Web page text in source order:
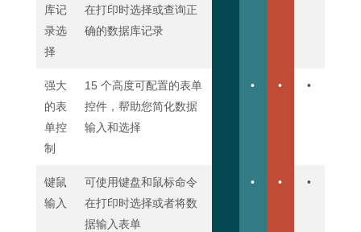
库记
录选
择
在打印时选择或查询正
确的数据库记录
强大
的表
单控
制
15 个高度可配置的表单
控件，帮助您简化数据
输入和选择
• • •
键鼠
输入
可使用键盘和鼠标命令
在打印时选择或者将数
据输入表单
• • •